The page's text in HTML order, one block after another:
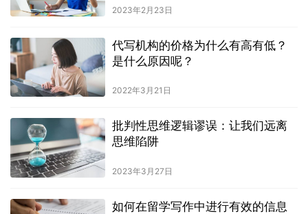
2023年2月23日
代写机构的价格为什么有高有低？
是什么原因呢？
2022年3月21日
批判性思维逻辑谬误：让我们远离
思维陷阱
2023年3月27日
如何在留学写作中进行有效的信息